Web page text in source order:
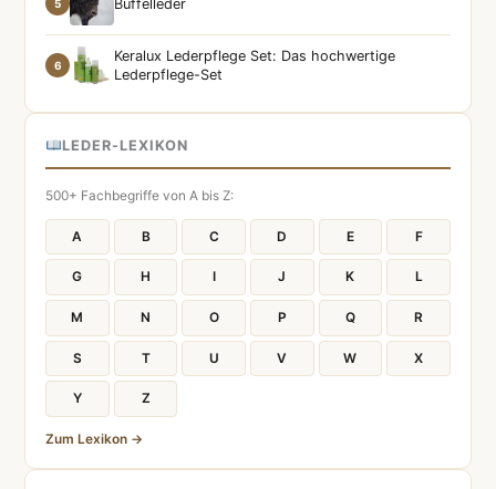
5 Büffelleder
6
Keralux Lederpflege Set: Das hochwertige
Lederpflege-Set
LEDER-LEXIKON
500+ Fachbegriffe von A bis Z:
A B C D E F
G H I J K L
M N O P Q R
S T U V W X
Y Z
Zum Lexikon →